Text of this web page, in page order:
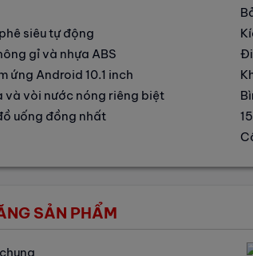
siêu tự động
gỉ và nhựa ABS
ứng Android 10.1 inch
và vòi nước nóng riêng biệt
uống đồng nhất
SẢN PHẨM